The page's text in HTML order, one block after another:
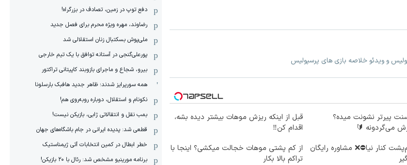
و ویدئو خلاصه بازی های پرسپولیس
پیرتر نشونت میده؟
می‌گردونه 🔰
قبل از اینکه ریزش موهات بیشتر دیده بشه،
اقدام کن‼️
کنار نیا⛔️❌ مشاوره رایگان
از کم پشتی موهات خجالت میکشی؟ اینجا با
تراکم بالا بکار
دفع توپ در زمین، تصادف در بزرگراه!
رضاوند، مهره ویژه محرم برای فصل جدید
ملی‌پوش بسکتبال زنان استقلالی شد
پورعلی‌گنجی در آستانه توافق با یک تیم خارجی
بیرو، شجاع و ماجرای بازوبند کاپیتانی تراکتور
همه سورپرایز شدند؛ ظاهر جدید هافبک بارسلونا
نکونام و استقلال، دوباره روبه‌روی هم!
بمب نقل و انتقالاتی ژابی، بازیکن نیست!
قطعی شد: پدیده ایرانی در جام باشگاه‌های جهان
خطر ابطال در کمین انتخابات آتی ژیمناستیک
برنامه مورینیو مشخص شد: رئال با ۲۰ بازیکن!